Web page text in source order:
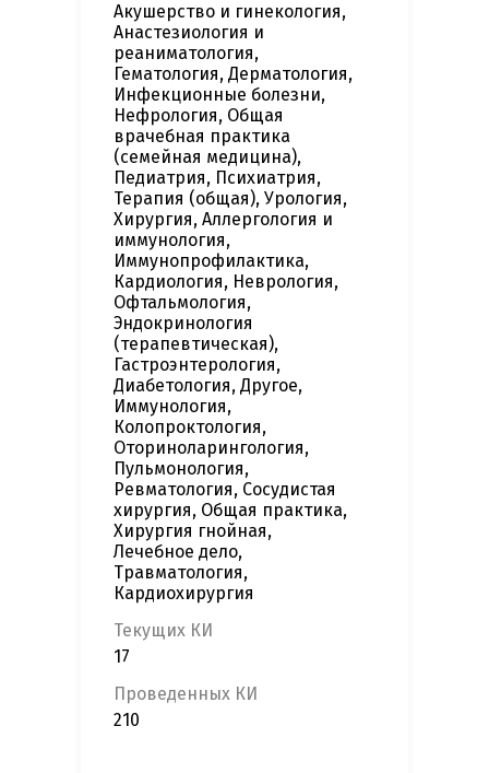
Акушерство и гинекология,
Анастезиология и
реаниматология,
Гематология, Дерматология,
Инфекционные болезни,
Нефрология, Общая
врачебная практика
(семейная медицина),
Педиатрия, Психиатрия,
Терапия (общая), Урология,
Хирургия, Аллергология и
иммунология,
Иммунопрофилактика,
Кардиология, Неврология,
Офтальмология,
Эндокринология
(терапевтическая),
Гастроэнтерология,
Диабетология, Другое,
Иммунология,
Колопроктология,
Оториноларингология,
Пульмонология,
Ревматология, Сосудистая
хирургия, Общая практика,
Хирургия гнойная,
Лечебное дело,
Травматология,
Кардиохирургия
Текущих КИ
17
Проведенных КИ
210